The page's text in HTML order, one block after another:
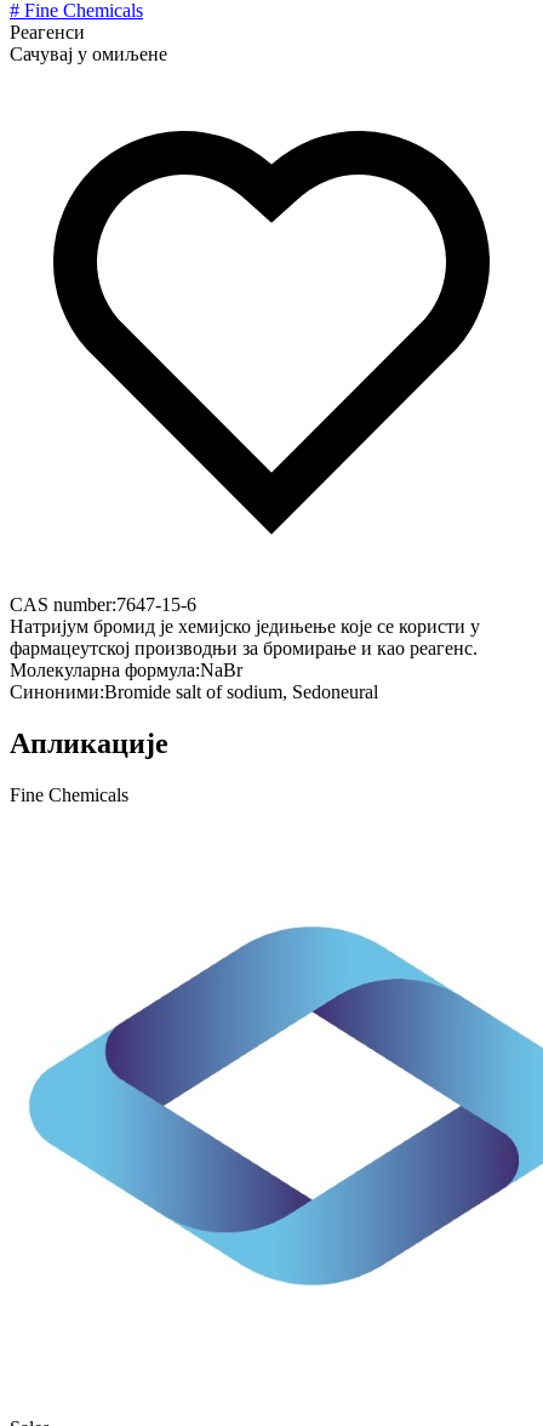
# Fine Chemicals
Реагенси
Сачувај у омиљене
CAS number:7647-15-6
Натријум бромид је хемијско једињење које се користи у
фармацеутској производњи за бромирање и као реагенс.
Молекуларна формула:NaBr
Синоними:Bromide salt of sodium, Sedoneural
Апликације
Fine Chemicals